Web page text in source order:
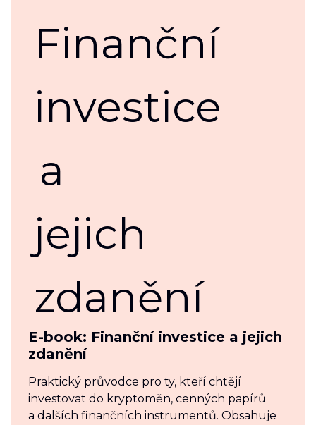
E-book: Finanční investice a jejich
zdanění
Praktický průvodce pro ty, kteří chtějí
investovat do kryptoměn, cenných papírů
a dalších finančních instrumentů. Obsahuje